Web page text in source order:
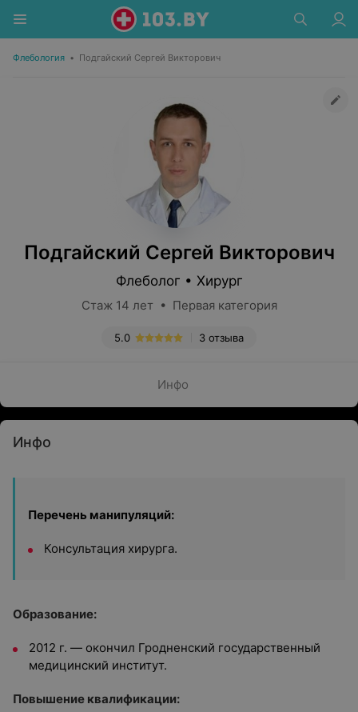
Флебология • Подгайский Сергей Викторович
Подгайский Сергей Викторович
Флеболог • Хирург
Стаж 14 лет • Первая категория
3 отзыва
5.0
Инфо
Инфо
Перечень манипуляций:
Консультация хирурга.
Образование:
2012 г. — окончил Гродненский государственный
медицинский институт.
Повышение квалификации: